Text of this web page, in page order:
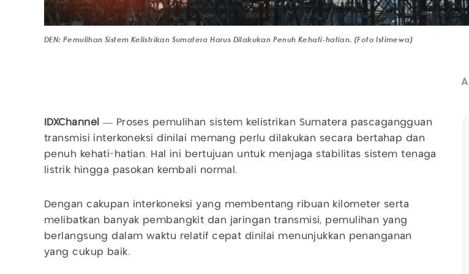
DEN: Pemulihan Sistem Kelistrikan Sumatera Harus Dilakukan Penuh Kehati-hatian. (Foto Istimewa)
A
IDXChannel — Proses pemulihan sistem kelistrikan Sumatera pascagangguan
transmisi interkoneksi dinilai memang perlu dilakukan secara bertahap dan
penuh kehati-hatian. Hal ini bertujuan untuk menjaga stabilitas sistem tenaga
listrik hingga pasokan kembali normal.
Dengan cakupan interkoneksi yang membentang ribuan kilometer serta
melibatkan banyak pembangkit dan jaringan transmisi, pemulihan yang
berlangsung dalam waktu relatif cepat dinilai menunjukkan penanganan
yang cukup baik.